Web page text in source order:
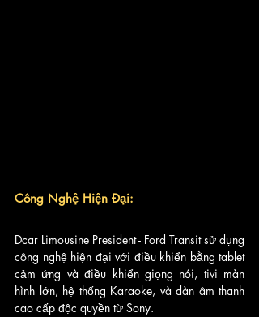
Công Nghệ Hiện Đại:
Dcar Limousine President - Ford Transit sử dụng
công nghệ hiện đại với điều khiển bằng tablet
cảm ứng và điều khiển giọng nói, tivi màn
hình lớn, hệ thống Karaoke, và dàn âm thanh
cao cấp độc quyền từ Sony.